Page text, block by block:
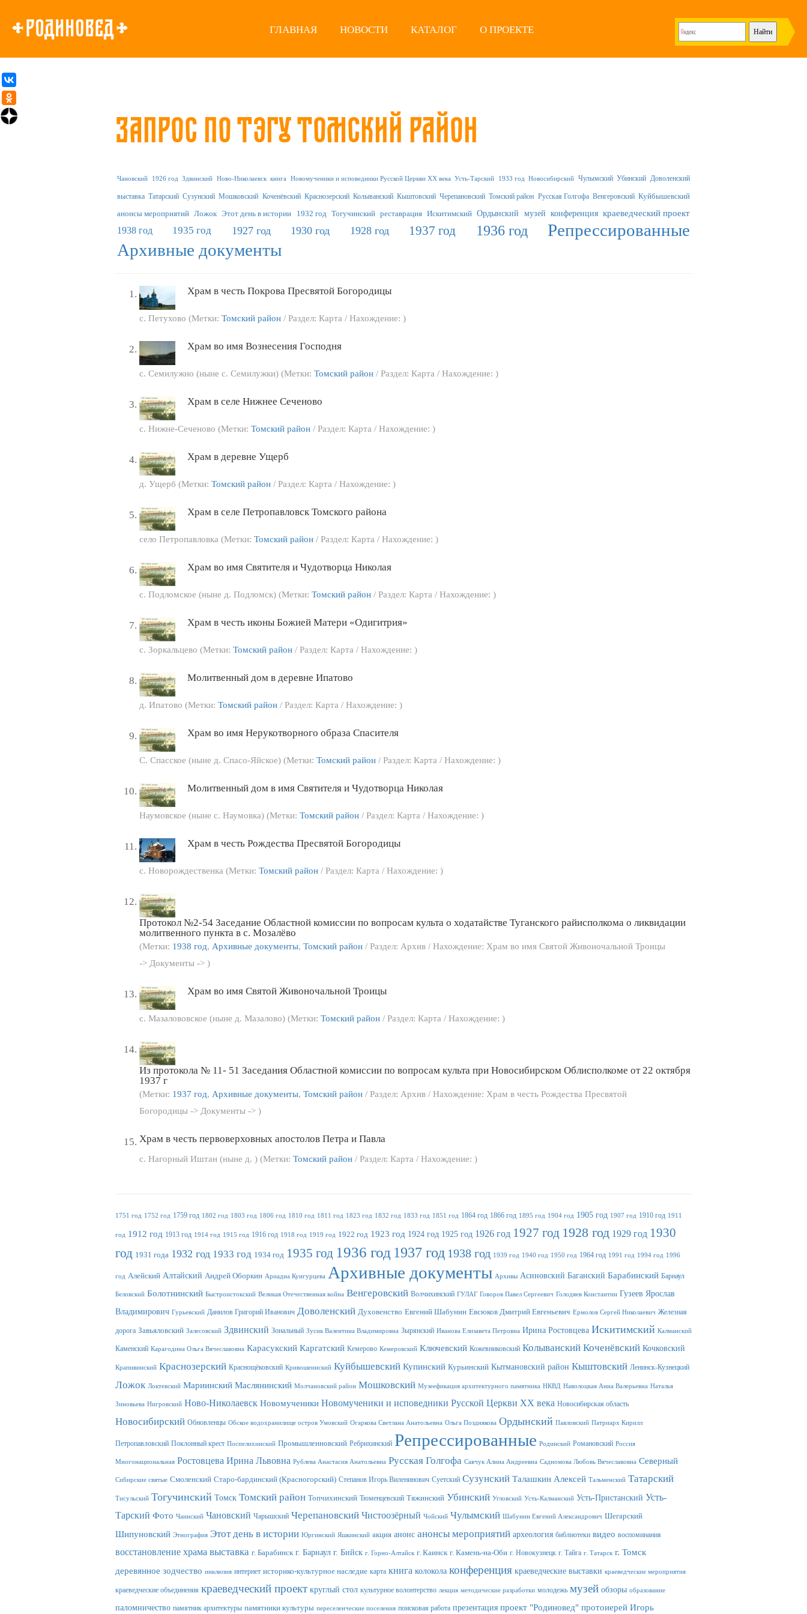
ГЛАВНАЯ НОВОСТИ КАТАЛОГ О ПРОЕКТЕ
Запрос по тэгу Томский район
Чановский 1926 год Здвинский Ново-Николаевск книга Новомученики и исповедники Русской Церкви XX века Усть-Тарский 1933 год Новосибирский Чулымский Убинский Доволенский
выставка Татарский Сузунский Мошковский Коченёвский Краснозерский Колыванский Кыштовский Черепановский Томский район Русская Голгофа Венгеровский Куйбышевский
анонсы мероприятий Ложок Этот день в истории 1932 год Тогучинский реставрация Искитимский Ордынский музей конференция краеведческий проект
1938 год
1935 год 1927 год 1930 год 1928 год 1937 год 1936 год Репрессированные
Архивные документы
Храм в честь Покрова Пресвятой Богородицы
с. Петухово (Метки: Томский район / Раздел: Карта / Нахождение: )
Храм во имя Вознесения Господня
с. Семилужно (ныне с. Семилужки) (Метки: Томский район / Раздел: Карта / Нахождение: )
Храм в селе Нижнее Сеченово
с. Нижне-Сеченово (Метки: Томский район / Раздел: Карта / Нахождение: )
Храм в деревне Ущерб
д. Ущерб (Метки: Томский район / Раздел: Карта / Нахождение: )
Храм в селе Петропавловск Томского района
село Петропавловка (Метки: Томский район / Раздел: Карта / Нахождение: )
Храм во имя Святителя и Чудотворца Николая
с. Подломское (ныне д. Подломск) (Метки: Томский район / Раздел: Карта / Нахождение: )
Храм в честь иконы Божией Матери «Одигитрия»
с. Зоркальцево (Метки: Томский район / Раздел: Карта / Нахождение: )
Молитвенный дом в деревне Ипатово
д. Ипатово (Метки: Томский район / Раздел: Карта / Нахождение: )
Храм во имя Нерукотворного образа Спасителя
С. Спасское (ныне д. Спасо-Яйское) (Метки: Томский район / Раздел: Карта / Нахождение: )
Молитвенный дом в имя Святителя и Чудотворца Николая
Наумовское (ныне с. Наумовка) (Метки: Томский район / Раздел: Карта / Нахождение: )
Храм в честь Рождества Пресвятой Богородицы
с. Новорождественка (Метки: Томский район / Раздел: Карта / Нахождение: )
Протокол №2-54 Заседание Областной комиссии по вопросам культа о ходатайстве Туганского райисполкома о ликвидации
молитвенного пункта в с. Мозалёво
(Метки: 1938 год, Архивные документы, Томский район / Раздел: Архив / Нахождение: Храм во имя Святой Живоночальной Троицы
-> Документы -> )
Храм во имя Святой Живоночальной Троицы
с. Мазалововское (ныне д. Мазалово) (Метки: Томский район / Раздел: Карта / Нахождение: )
Из протокола № 11- 51 Заседания Областной комиссии по вопросам культа при Новосибирском Облисполкоме от 22 октября
1937 г
(Метки: 1937 год, Архивные документы, Томский район / Раздел: Архив / Нахождение: Храм в честь Рождества Пресвятой
Богородицы -> Документы -> )
Храм в честь первоверховных апостолов Петра и Павла
с. Нагорный Иштан (ныне д. ) (Метки: Томский район / Раздел: Карта / Нахождение: )
1751 год 1752 год 1759 год 1802 год 1803 год 1806 год 1810 год 1811 год 1823 год 1832 год 1833 год 1851 год 1864 год 1866 год 1895 год 1904 год 1905 год 1907 год 1910 год 1911
год 1912 год 1913 год 1914 год 1915 год 1916 год 1918 год 1919 год 1922 год 1923 год 1924 год 1925 год 1926 год 1927 год 1928 год 1929 год 1930
год 1931 года 1932 год 1933 год 1934 год 1935 год 1936 год 1937 год 1938 год 1939 год 1940 год 1950 год 1964 год 1991 год 1994 год 1996
год Алейский Алтайский Андрей Оборкин Ариадна Кунгурцева Архивные документы Архивы Асиновский Баганский Барабинский Барнаул
Беловский Болотнинский Быстроистокский Великая Отечественная война Венгеровский Волчихинский ГУЛАГ Говоров Павел Сергеевич Голодяев Константин Гузеев Ярослав
Владимирович Гурьевский Данилов Григорий Иванович Доволенский Духовенство Евгений Шабунин Евсюков Дмитрий Евгеньевич Ермолов Сергей Николаевич Железная
дорога Завьяловский Залесовский Здвинский Зональный Зусик Валентина Владимировна Зырянский Иванова Елизавета Петровна Ирина Ростовцева Искитимский Калманский
Каменский Карагодина Ольга Вячеславовна Карасукский Каргатский Кемерово Кемеровский Ключевский Кожевниковский Колыванский Коченёвский Кочковский
Крапивинский Краснозерский Краснощёковский Кривошеинский Куйбышевский Купинский Курьинский Кытмановский район Кыштовский Ленинск-Кузнецкий
Ложок Локтевский Мариинский Маслянинский Молчановский район Мошковский Музеефикация архитектурного памятника НКВД Наволоцкая Анна Валерьевна Наталья
Зиновьева Нигровский Ново-Николаевск Новомученики Новомученики и исповедники Русской Церкви XX века Новосибирская область
Новосибирский Обновленцы Обское водохранилище остров Умовский Огаркова Светлана Анатольевна Ольга Позднякова Ордынский Павловский Патриарх Кирилл
Петропавловский Поклонный крест Поспелихинский Промышленновский Ребрихинский Репрессированные Родинский Романовский Россия
Многонациональная Ростовцева Ирина Львовна Рублева Анастасия Анатольевна Русская Голгофа Савчук Алина Андреевна Садномова Любовь Вячеславовна Северный
Сибирские святые Смоленский Старо-бардинский (Красногорский) Степанов Игорь Виленинович Суетский Сузунский Талашкин Алексей Тальменский Татарский
Тисульский Тогучинский Томск Томский район Топчихинский Тюменцевский Тяжинский Убинский Угловский Усть-Калманский Усть-Пристанский Усть-
Тарский Фото Чаинский Чановский Чарышский Черепановский Чистоозёрный Чойский Чулымский Шабунин Евгений Александрович Шегарский
Шипуновский Этнография Этот день в истории Юргинский Яшкинский акция анонс анонсы мероприятий археология библиотеки видео воспоминания
восстановление храма выставка г. Барабинск г. Барнаул г. Бийск г. Горно-Алтайск г. Каинск г. Камень-на-Оби г. Новокузнецк г. Тайга г. Татарск г. Томск
деревянное зодчество инклюзия интернет историко-культурное наследие карта книга колокола конференция краеведческие выставки краеведческие мероприятия
краеведческие объединения краеведческий проект круглый стол культурное волонтерство лекция методические разработки молодежь музей обзоры образование
паломничество памятник архитектуры памятники культуры переселенческие поселения поисковая работа презентация проект "Родиновед" протоиерей Игорь